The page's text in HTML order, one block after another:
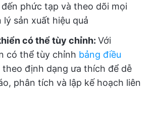
phức tạp và theo dõi mọi
lý sản xuất hiệu quả
có thể tùy chỉnh: Với
có thể tùy chỉnh bảng điều
theo định dạng ưa thích để dễ
phân tích và lập kế hoạch liên